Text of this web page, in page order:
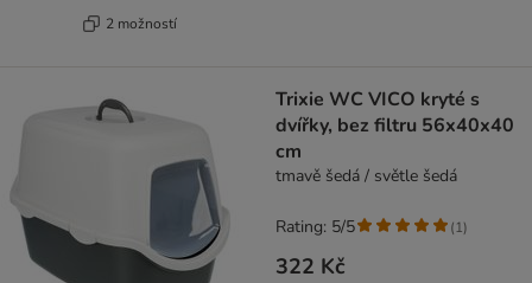
2 možností
Trixie WC VICO kryté s
dvířky, bez filtru 56x40x40
cm
tmavě šedá / světle šedá
322 Kč
Rating: 5/5 (1)